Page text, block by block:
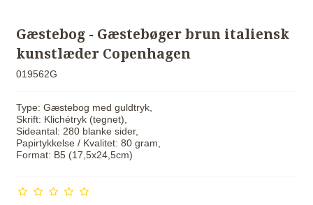
Gæstebog - Gæstebøger brun italiensk
kunstlæder Copenhagen
019562G
Type: Gæstebog med guldtryk,
Skrift: Klichétryk (tegnet),
Sideantal: 280 blanke sider,
Papirtykkelse / Kvalitet: 80 gram,
Format: B5 (17,5x24,5cm)